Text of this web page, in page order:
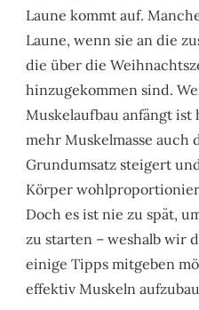
Laune kommt auf.
Laune, wenn sie an die
die über die
hinzugekommen sind.
Muskelaufbau anfängt
mehr Muskelmasse auch
Grundumsatz steigert
Körper
Doch es ist nie zu spät,
zu starten – weshalb wir
einige Tipps mitgeben
effektiv Muskeln